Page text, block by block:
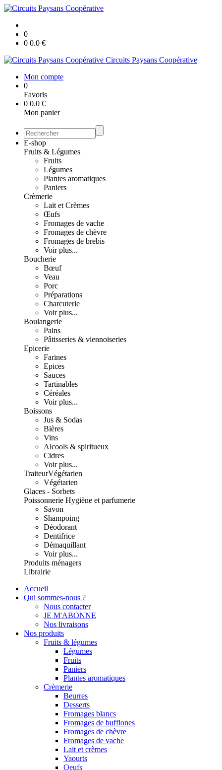
0
0 0.0 €
Circuits Paysans Coopérative
Mon compte
0
Favoris
0 0.0 €
Mon panier
E-shop
Fruits & Légumes
Fruits
Légumes
Plantes aromatiques
Paniers
Crèmerie
Lait et Crèmes
Œufs
Fromages de vache
Fromages de chèvre
Fromages de brebis
Voir plus...
Boucherie
Bœuf
Veau
Porc
Préparations
Charcuterie
Voir plus...
Boulangerie
Pains
Pâtisseries & viennoiseries
Epicerie
Farines
Epices
Sauces
Tartinables
Céréales
Voir plus...
Boissons
Jus & Sodas
Bières
Vins
Alcools & spiritueux
Cidres
Voir plus...
TraiteurVégétarien
Végétarien
Glaces - Sorbets
Poissonnerie Hygiène et parfumerie
Savon
Shampoing
Déodorant
Dentifrice
Démaquillant
Voir plus...
Produits ménagers
Librairie
Accueil
Qui sommes-nous ?
Nous contacter
JE M'ABONNE
Nos livraisons
Nos produits
Fruits & légumes
Légumes
Fruits
Paniers
Plantes aromatiques
Crèmerie
Beurres
Desserts
Fromages blancs
Fromages de bufflones
Fromages de chèvre
Fromages de vache
Lait et crèmes
Yaourts
Oeufs